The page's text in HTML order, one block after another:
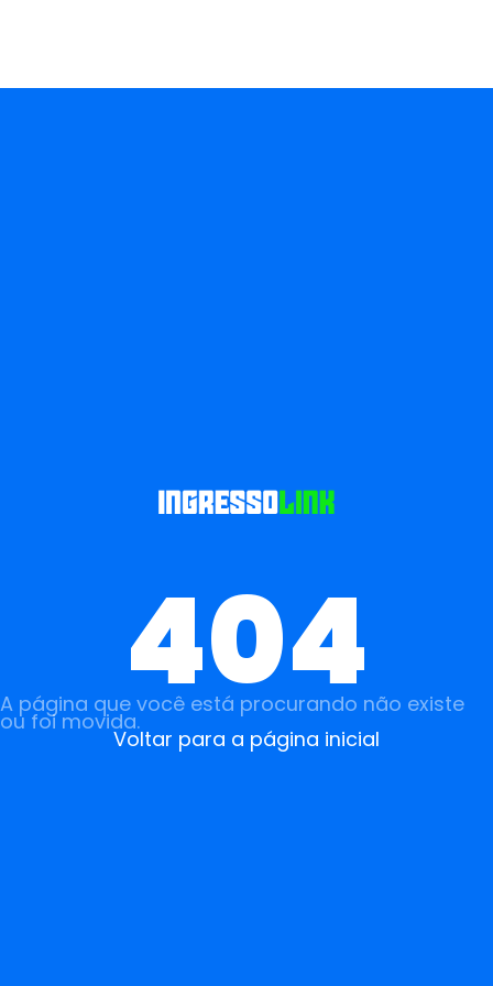
404
A página que você está procurando não existe
ou foi movida.
Voltar para a página inicial